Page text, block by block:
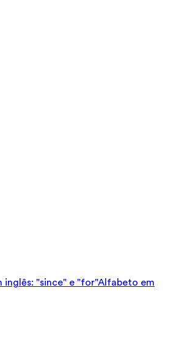
inglês: "since" e "for"Alfabeto em